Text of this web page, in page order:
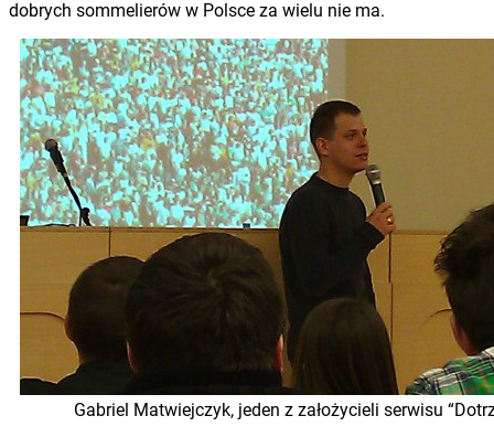
dobrych sommelierów w Polsce za wielu nie ma.
Gabriel Ma­twiej­czyk, jeden z założycieli serwisu